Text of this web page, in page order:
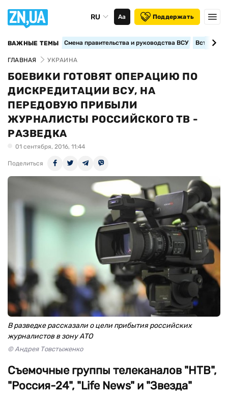
RU Аа Поддержать
ВАЖНЫЕ ТЕМЫ Смена правительства и руководства ВСУ
ГЛАВНАЯ УКРАИНА
БОЕВИКИ ГОТОВЯТ ОПЕРАЦИЮ ПО
ДИСКРЕДИТАЦИИ ВСУ, НА
ПЕРЕДОВУЮ ПРИБЫЛИ
ЖУРНАЛИСТЫ РОССИЙСКОГО ТВ -
РАЗВЕДКА
01 сентября, 2016, 11:44
Поделиться
В разведке рассказали о цели прибытия российских
журналистов в зону АТО
© Андрея Товстыженко
Съемочные группы телеканалов "НТВ",
"Россия-24", "Life News" и "Звезда"